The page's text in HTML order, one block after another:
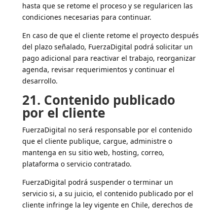
hasta que se retome el proceso y se regularicen las
condiciones necesarias para continuar.
En caso de que el cliente retome el proyecto después
del plazo señalado, FuerzaDigital podrá solicitar un
pago adicional para reactivar el trabajo, reorganizar
agenda, revisar requerimientos y continuar el
desarrollo.
21. Contenido publicado
por el cliente
FuerzaDigital no será responsable por el contenido
que el cliente publique, cargue, administre o
mantenga en su sitio web, hosting, correo,
plataforma o servicio contratado.
FuerzaDigital podrá suspender o terminar un
servicio si, a su juicio, el contenido publicado por el
cliente infringe la ley vigente en Chile, derechos de